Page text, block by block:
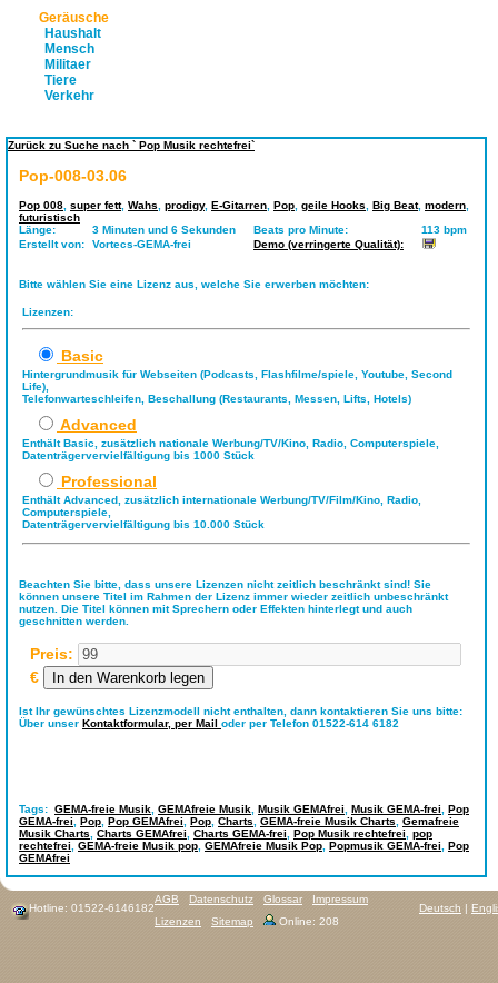
Geräusche
Haushalt
Mensch
Militaer
Tiere
Verkehr
Zurück zu Suche nach ` Pop Musik rechtefrei`
Pop-008-03.06
Pop 008 super fett, Wahs prodigy, E-Gitarren Pop geile Hooks Big Beat, modern
futuristisch
Länge:
3 Minuten und 6 Sekunden Beats pro Minute:
113 bpm
Erstellt von:
Vortecs-GEMA-frei Demo (verringerte Qualität):
Bitte wählen Sie eine Lizenz aus, welche Sie erwerben möchten:
Lizenzen:
Basic
Hintergrundmusik für Webseiten (Podcasts, Flashfilme/spiele, Youtube, Second
Life),
Telefonwarteschleifen, Beschallung (Restaurants, Messen, Lifts, Hotels)
Advanced
Enthält Basic, zusätzlich nationale Werbung/TV/Kino, Radio, Computerspiele,
Datenträgervervielfältigung bis 1000 Stück
Professional
Enthält Advanced, zusätzlich internationale Werbung/TV/Film/Kino, Radio,
Computerspiele,
Datenträgervervielfältigung bis 10.000 Stück
Beachten Sie bitte, dass unsere Lizenzen nicht zeitlich beschränkt sind! Sie
können unsere Titel im Rahmen der Lizenz immer wieder zeitlich unbeschränkt
nutzen. Die Titel können mit Sprechern oder Effekten hinterlegt und auch
geschnitten werden.
Preis:
€
Ist Ihr gewünschtes Lizenzmodell nicht enthalten, dann kontaktieren Sie uns bitte:
Über unser Kontaktformular, per Mail oder per Telefon 01522-614 6182
Tags: GEMA-freie Musik GEMAfreie Musik Musik GEMAfrei Musik GEMA-frei
Pop
GEMA-frei
Pop Pop GEMAfrei Pop Charts GEMA-freie Musik Charts
Gemafreie
Musik Charts
Charts GEMAfrei Charts GEMA-frei Pop Musik rechtefrei
pop
rechtefrei
GEMA-freie Musik pop GEMAfreie Musik Pop Popmusik GEMA-frei
Pop
GEMAfrei
Hotline: 01522-6146182 Deutsch |
AGB Datenschutz Glossar
Impressum
Lizenzen
Sitemap Online: 208